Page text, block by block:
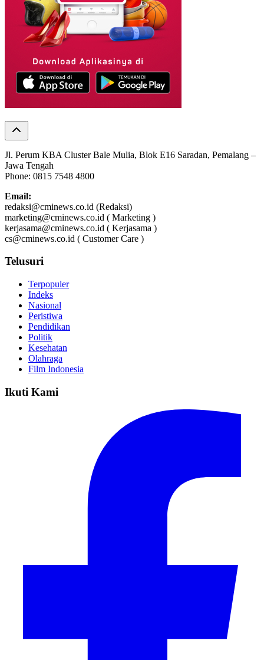
Jl. Perum KBA Cluster Bale Mulia, Blok E16 Saradan, Pemalang –
Jawa Tengah
Phone: 0815 7548 4800
Email:
redaksi@cminews.co.id (Redaksi)
marketing@cminews.co.id ( Marketing )
kerjasama@cminews.co.id ( Kerjasama )
cs@cminews.co.id ( Customer Care )
Telusuri
Terpopuler
Indeks
Nasional
Peristiwa
Pendidikan
Politik
Kesehatan
Olahraga
Film Indonesia
Ikuti Kami